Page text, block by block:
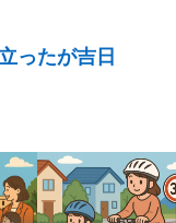
ったが吉日